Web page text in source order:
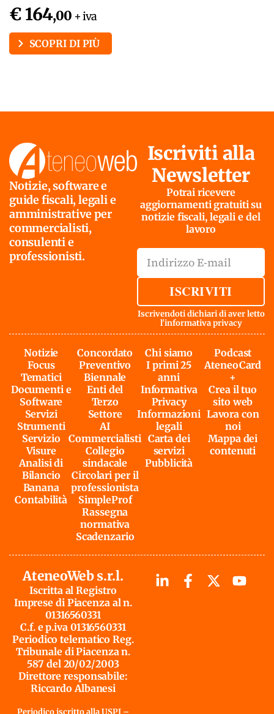
€ 164,00 + iva
SCOPRI DI PIÙ
Notizie, software e
guide fiscali, legali e
amministrative per
commercialisti,
consulenti e
professionisti.
Iscriviti alla
Newsletter
Potrai ricevere
aggiornamenti gratuiti su
notizie fiscali, legali e del
lavoro
ISCRIVITI
Iscrivendoti dichiari di aver letto
l'informativa privacy
Notizie
Focus
Tematici
Documenti e
Software
Servizi
Strumenti
Servizio
Visure
Analisi di
Bilancio
Banana
Contabilità
Concordato
Preventivo
Biennale
Enti del
Terzo
Settore
AI
Commercialisti
Collegio
sindacale
Circolari per il
professionista
SimpleProf
Rassegna
normativa
Scadenzario
Chi siamo
I primi 25
anni
Informativa
Privacy
Informazioni
legali
Carta dei
servizi
Pubblicità
Podcast
AteneoCard
+
Crea il tuo
sito web
Lavora con
noi
Mappa dei
contenuti
AteneoWeb s.r.l.
Iscritta al Registro
Imprese di Piacenza al n.
01316560331
C.f. e p.iva 01316560331
Periodico telematico Reg.
Tribunale di Piacenza n.
587 del 20/02/2003
Direttore responsabile:
Riccardo Albanesi
Periodico iscritto alla USPI –